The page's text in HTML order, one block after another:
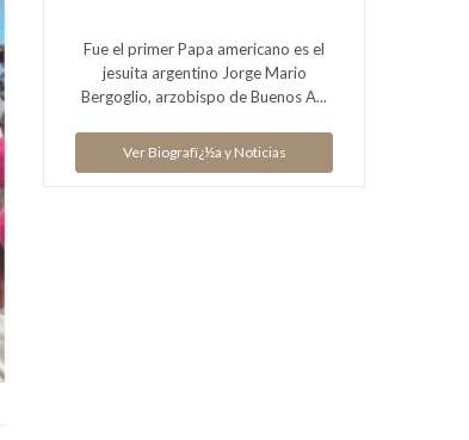
Fue el primer Papa americano es el
jesuita argentino Jorge Mario
Bergoglio, arzobispo de Buenos A...
Ver Biografï¿½a y Noticias